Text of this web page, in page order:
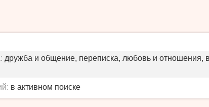
дружба и общение, переписка, любовь и отношения,
в активном поиске